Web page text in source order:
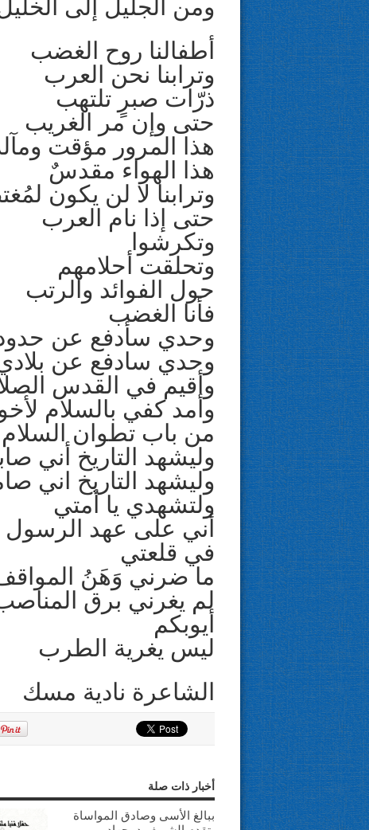
ومن الجليل إلى
أطفالنا روح الغضب
وترابنا نحن العرب
ذرّات صبرٍ تلتهب
حتى وإن مر الغريب
هذا المرور مؤقت
هذا الهواء مقدسٌ
وترابنا لا لن يكون
حتى إذا نام العرب
وتكرشوا
وتحلقت أحلامهم
حول الفوائد والرتب
فأنا الغضب
وحدي سأدفع عن
وحدي سادفع عن بلادي
وأقيم في القدس
وأمد كفي بالسلام
من باب تطوان
وليشهد التاريخ أني
وليشهد التاريخ اني
ولتشهدي يا أمتي
أني على عهد الرسول
في قلعتي
ما ضرني وَهَنُ المواقف
لم يغرني برق
أيوبكم
ليس يغرية الطرب
الشاعرة نادية مسك
أخبار ذات صلة
ببالغ الأسى وصادق المواساة